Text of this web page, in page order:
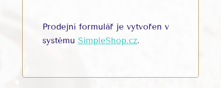
Prodejní formulář je vytvořen v
systému SimpleShop.cz.